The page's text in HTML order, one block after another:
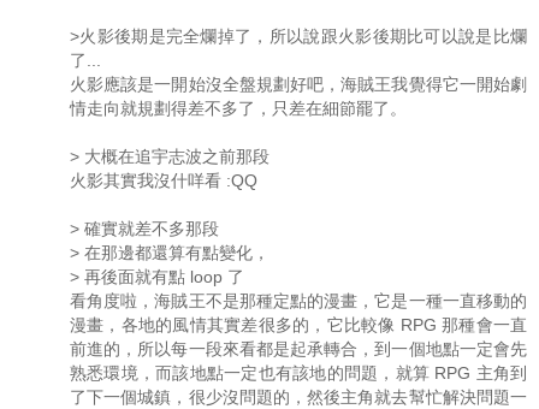
>火影後期是完全爛掉了，所以說跟火影後期比可以說是比爛
了...
火影應該是一開始沒全盤規劃好吧，海賊王我覺得它一開始劇
情走向就規劃得差不多了，只差在細節罷了。
> 大概在追宇志波之前那段
火影其實我沒什咩看 :QQ
> 確實就差不多那段
> 在那邊都還算有點變化，
> 再後面就有點 loop 了
看角度啦，海賊王不是那種定點的漫畫，它是一種一直移動的
漫畫，各地的風情其實差很多的，它比較像 RPG 那種會一直
前進的，所以每一段來看都是起承轉合，到一個地點一定會先
熟悉環境，而該地點一定也有該地的問題，就算 RPG 主角到
了下一個城鎮，很少沒問題的，然後主角就去幫忙解決問題一